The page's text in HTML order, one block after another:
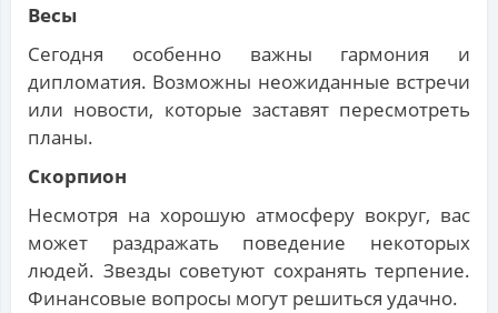
Весы
Сегодня особенно важны гармония и
дипломатия. Возможны неожиданные встречи
или новости, которые заставят пересмотреть
планы.
Скорпион
Несмотря на хорошую атмосферу вокруг, вас
может раздражать поведение некоторых
людей. Звезды советуют сохранять терпение.
Финансовые вопросы могут решиться удачно.